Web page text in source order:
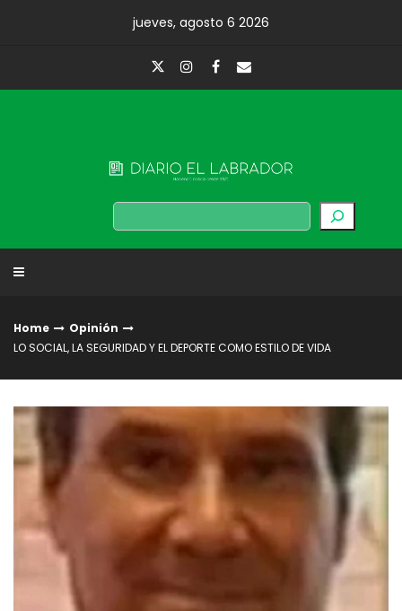
jueves, agosto 6 2026
Buscar
Home
Opinión
LO SOCIAL, LA SEGURIDAD Y EL DEPORTE COMO ESTILO DE VIDA